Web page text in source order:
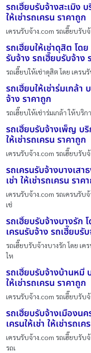
รถเฮี๊ยบรับจ้างสะเมิง
ให้เช่ารถเครน ราคาถูก
เครนรับจ้าง.com รถเฮี๊ยบรับ
รถเฮี๊ยบให้เช่าดุสิต โด
รับจ้าง รถเฮี๊ยบรับจ้าง
รถเฮี๊ยบให้เช่าดุสิต โดย เครน
รถเฮี๊ยบให้เช่าร่มเกล้า
จ้าง ราคาถูก
รถเฮี๊ยบให้เช่าร่มเกล้า ให้บริ
รถเฮี๊ยบรับจ้างเพ็ญ บริ
ให้เช่ารถเครน ราคาถูก
เครนรับจ้าง.com รถเฮี๊ยบรับ
รถเครนรับจ้างบางเสา
เช่า ให้เช่ารถเครน ราค
เครนรับจ้าง.com รถเครนรับ
เช่
รถเฮี๊ยบรับจ้างบางรัก
เครนรับจ้าง รถเฮี๊ยบรั
รถเฮี๊ยบรับจ้างบางรัก โดย เ
ให
รถเฮี๊ยบรับจ้างบ้านหมี่
ให้เช่ารถเครน ราคาถูก
เครนรับจ้าง.com รถเฮี๊ยบรับ
รถเฮี๊ยบรับจ้างเมืองน
เครนให้เช่า ให้เช่ารถเ
เครนรับจ้าง.com รถเฮี๊ยบรับ
รถเ